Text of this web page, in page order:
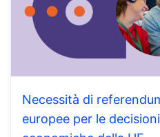
Necessità di
europee per le